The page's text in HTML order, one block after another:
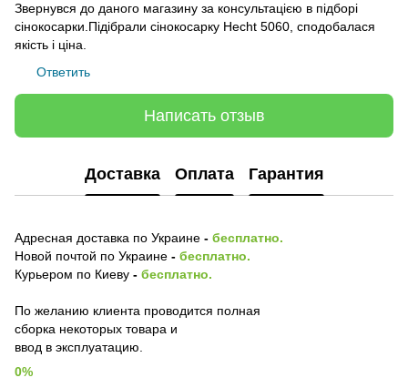
Звернувся до даного магазину за консультацією в підборі
сінокосарки.Підібрали сінокосарку Hecht 5060, сподобалася
якість і ціна.
Ответить
Написать отзыв
Доставка Оплата Гарантия
Адресная доставка по Украине - бесплатно.
Новой почтой по Украине - бесплатно.
Курьером по Киеву - бесплатно.
По желанию клиента проводится полная
сборка некоторых товара и
ввод в эксплуатацию.
0%